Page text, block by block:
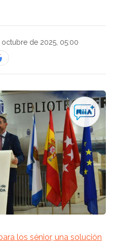
de 2025, 05:00
los sénior, una solución